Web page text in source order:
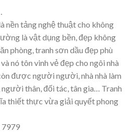
nền tảng nghệ thuật cho không
là vật dụng bền, đẹp không
phòng, tranh sơn dầu đẹp phù
nó tôn vinh vẻ đẹp cho ngôi nhà
được người người, nhà nhà làm
thân, đối tác, tân gia… Tranh
thiết thực vừa giải quyết phong
7979